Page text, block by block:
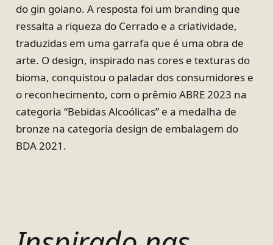
do gin goiano. A resposta foi um branding que
ressalta a riqueza do Cerrado e a criatividade,
traduzidas em uma garrafa que é uma obra de
arte. O design, inspirado nas cores e texturas do
bioma, conquistou o paladar dos consumidores e
o reconhecimento, com o prêmio ABRE 2023 na
categoria “Bebidas Alcoólicas” e a medalha de
bronze na categoria design de embalagem do
BDA 2021.